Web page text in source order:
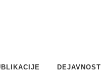
DEJAVNOSTI